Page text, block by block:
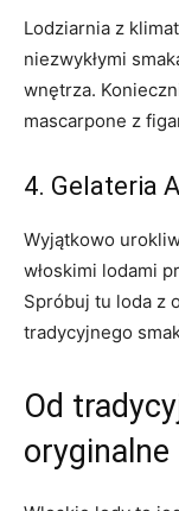
Lodziarnia z
niezwykłymi
wnętrza.
mascarpone z
4.​ Gelateria
Wyjątkowo‌
włoskimi lodami
Spróbuj ⁢tu loda z
tradycyjnego‍
Od‌